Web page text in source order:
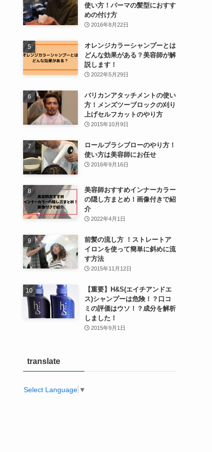
使い方！パーマの髪型におすす
めの付け方
2016年8月22日
オレンジカラーシャンプーとは
どんな効果がある？美容師が解
説します！
2022年5月29日
バリカンアタッチメントの使い
方！メンズツーブロックの刈り
上げセルフカットのやり方
2015年10月9日
ロールブラシブローのやり方！
使い方は美容師にお任せ
2016年9月16日
美容師おすすめインナーカラー
の隠し方まとめ！画像付きで紹
介
2022年4月1日
前髪の流し方 ！ストレートア
イロンを使って簡単に斜めに流
す方法
2015年11月12日
【重要】H&S(エイチアンドエ
ス)シャンプーは危険！？口コ
ミの評価はウソ！？成分を解析
しました！
2015年9月1日
translate
Select Language ▼